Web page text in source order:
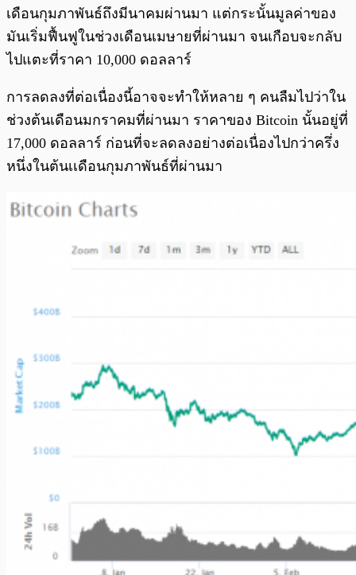
เดือนกุมภาพันธ์ถึงมีนาคมผ่านมา แต่กระนั้นมูลค่าของ
มันเริ่มฟื้นฟูในช่วงเดือนเมษายที่ผ่านมา จนเกือบจะกลับ
ไปแตะที่ราคา 10,000 ดอลลาร์
การลดลงที่ต่อเนื่องนี้อาจจะทำให้หลาย ๆ คนลืมไปว่าใน
ช่วงต้นเดือนมกราคมที่ผ่านมา ราคาของ Bitcoin นั้นอยู่ที่
17,000 ดอลลาร์ ก่อนที่จะลดลงอย่างต่อเนื่องไปกว่าครึ่ง
หนึ่งในต้นเเดือนกุมภาพันธ์ที่ผ่านมา